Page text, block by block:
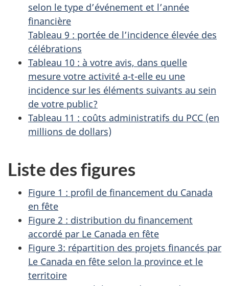
selon le type d’événement et l’année
financière
Tableau 9 : portée de l’incidence élevée des
célébrations
Tableau 10 : à votre avis, dans quelle
mesure votre activité a-t-elle eu une
incidence sur les éléments suivants au sein
de votre public?
Tableau 11 : coûts administratifs du PCC (en
millions de dollars)
Liste des figures
Figure 1 : profil de financement du Canada
en fête
Figure 2 : distribution du financement
accordé par Le Canada en fête
Figure 3: répartition des projets financés par
Le Canada en fête selon la province et le
territoire